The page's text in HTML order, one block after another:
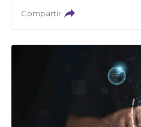
Compartir